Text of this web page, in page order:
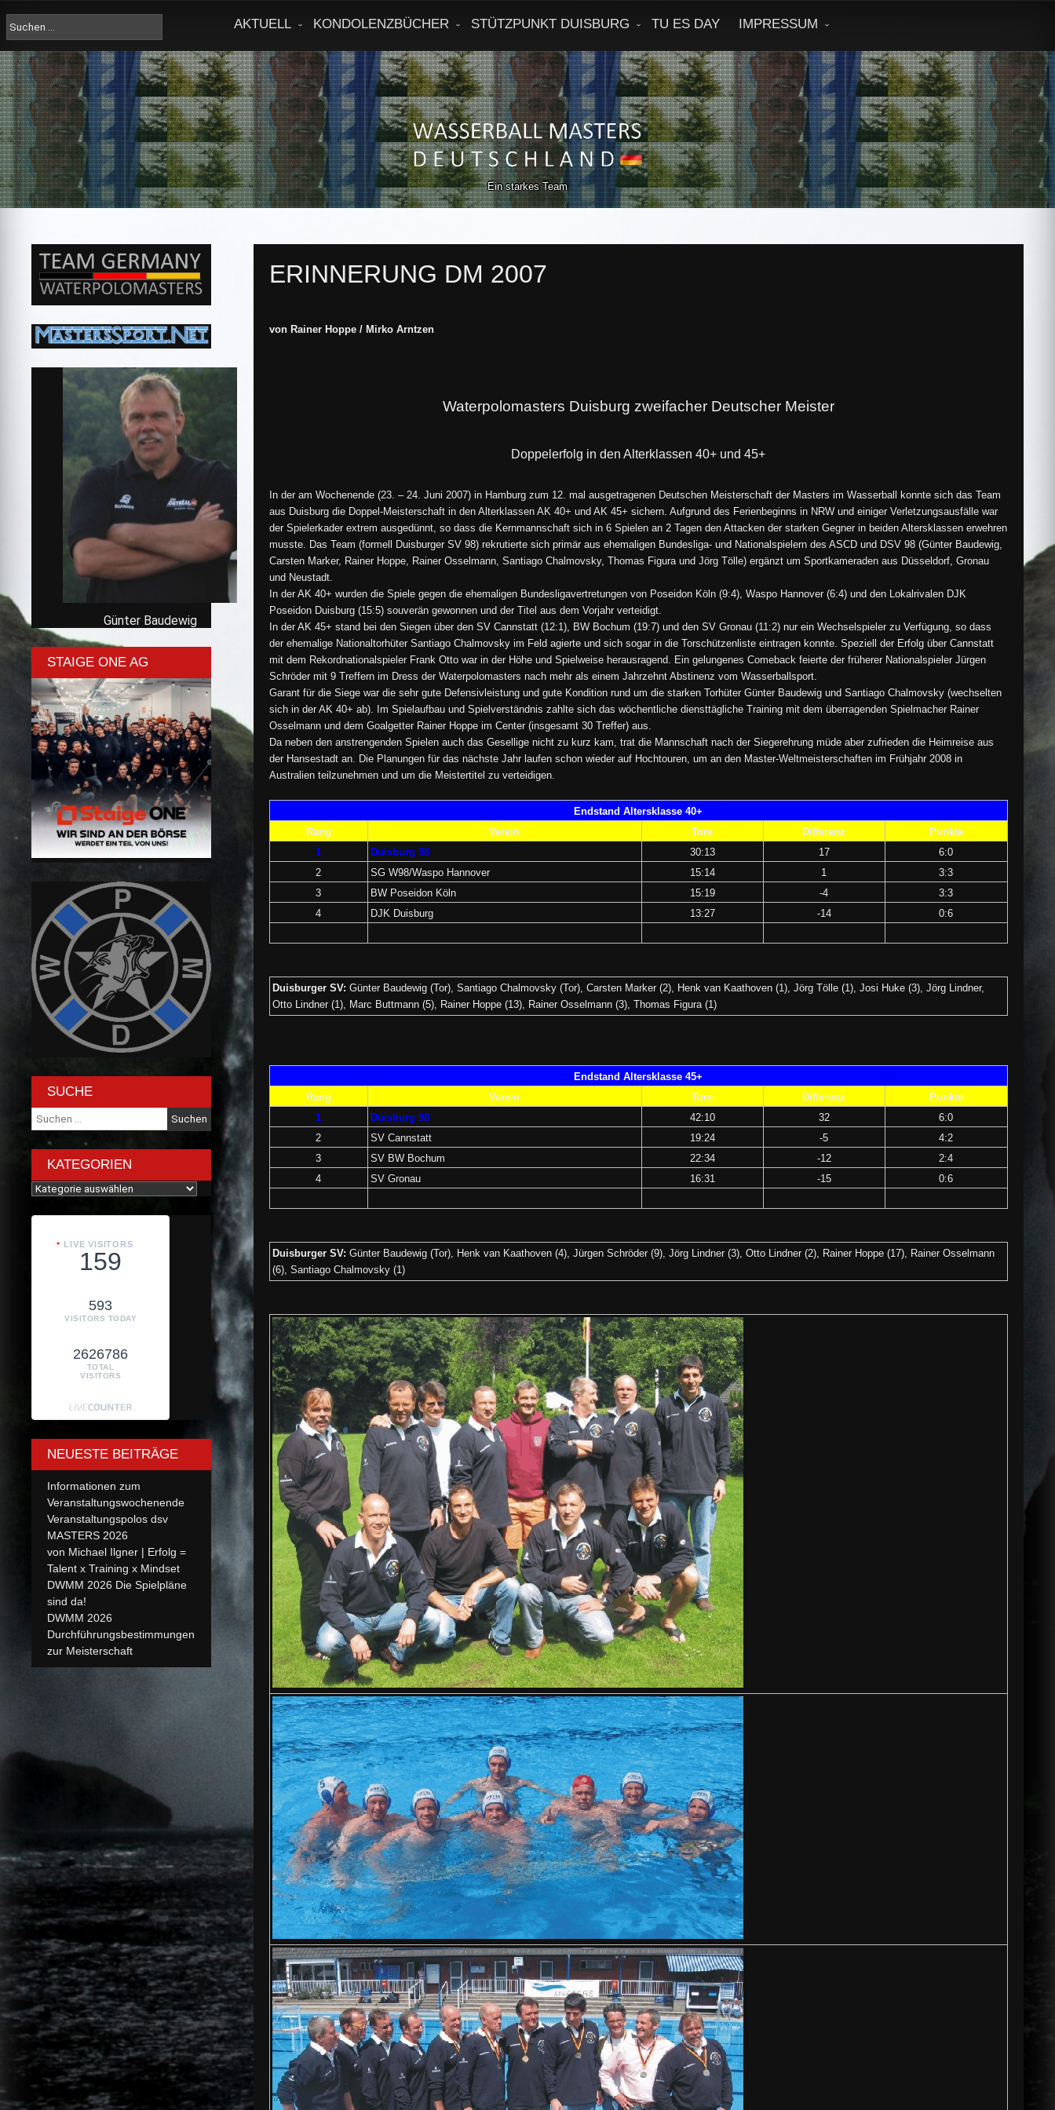
content
Suche
nach:
AKTUELL KONDOLENZBÜCHER STÜTZPUNKT DUISBURG TU ES DAY IMPRESSUM
Ein starkes Team
ERINNERUNG DM 2007
von Rainer Hoppe / Mirko Arntzen
Waterpolomasters Duisburg zweifacher Deutscher Meister
Doppelerfolg in den Alterklassen 40+ und 45+
In der am Wochenende (23. – 24. Juni 2007) in Hamburg zum 12. mal ausgetragenen Deutschen Meisterschaft der Masters im Wasserball konnte sich das Team
aus Duisburg die Doppel-Meisterschaft in den Alterklassen AK 40+ und AK 45+ sichern. Aufgrund des Ferienbeginns in NRW und einiger Verletzungsausfälle war
der Spielerkader extrem ausgedünnt, so dass die Kernmannschaft sich in 6 Spielen an 2 Tagen den Attacken der starken Gegner in beiden Altersklassen erwehren
musste. Das Team (formell Duisburger SV 98) rekrutierte sich primär aus ehemaligen Bundesliga- und Nationalspielern des ASCD und DSV 98 (Günter Baudewig,
Carsten Marker, Rainer Hoppe, Rainer Osselmann, Santiago Chalmovsky, Thomas Figura und Jörg Tölle) ergänzt um Sportkameraden aus Düsseldorf, Gronau
und Neustadt.
In der AK 40+ wurden die Spiele gegen die ehemaligen Bundesligavertretungen von Poseidon Köln (9:4), Waspo Hannover (6:4) und den Lokalrivalen DJK
Poseidon Duisburg (15:5) souverän gewonnen und der Titel aus dem Vorjahr verteidigt.
In der AK 45+ stand bei den Siegen über den SV Cannstatt (12:1), BW Bochum (19:7) und den SV Gronau (11:2) nur ein Wechselspieler zu Verfügung, so dass
der ehemalige Nationaltorhüter Santiago Chalmovsky im Feld agierte und sich sogar in die Torschützenliste eintragen konnte. Speziell der Erfolg über Cannstatt
mit dem Rekordnationalspieler Frank Otto war in der Höhe und Spielweise herausragend. Ein gelungenes Comeback feierte der früherer Nationalspieler Jürgen
Schröder mit 9 Treffern im Dress der Waterpolomasters nach mehr als einem Jahrzehnt Abstinenz vom Wasserballsport.
Garant für die Siege war die sehr gute Defensivleistung und gute Kondition rund um die starken Torhüter Günter Baudewig und Santiago Chalmovsky (wechselten
sich in der AK 40+ ab). Im Spielaufbau und Spielverständnis zahlte sich das wöchentliche diensttägliche Training mit dem überragenden Spielmacher Rainer
Osselmann und dem Goalgetter Rainer Hoppe im Center (insgesamt 30 Treffer) aus.
Da neben den anstrengenden Spielen auch das Gesellige nicht zu kurz kam, trat die Mannschaft nach der Siegerehrung müde aber zufrieden die Heimreise aus
der Hansestadt an. Die Planungen für das nächste Jahr laufen schon wieder auf Hochtouren, um an den Master-Weltmeisterschaften im Frühjahr 2008 in
Australien teilzunehmen und um die Meistertitel zu verteidigen.
Endstand Altersklasse 40+
Rang
Verein Tore Differenz
Punkte
1
Duisburg 98 30:13 17
6:0
2
SG W98/Waspo Hannover 15:14 1
3:3
3
BW Poseidon Köln 15:19 -4
3:3
4
DJK Duisburg 13:27 -14 0:6
Duisburger SV: Günter Baudewig (Tor), Santiago Chalmovsky (Tor), Carsten Marker (2), Henk van Kaathoven (1), Jörg Tölle (1), Josi Huke (3), Jörg Lindner,
Otto Lindner (1), Marc Buttmann (5), Rainer Hoppe (13), Rainer Osselmann (3), Thomas Figura (1)
Endstand Altersklasse 45+
Rang
Verein Tore Differenz
Punkte
1
Duisburg 98 42:10 32
6:0
2
SV Cannstatt 19:24 -5
4:2
3
SV BW Bochum 22:34 -12
2:4
4
SV Gronau 16:31 -15 0:6
Duisburger SV: Günter Baudewig (Tor), Henk van Kaathoven (4), Jürgen Schröder (9), Jörg Lindner (3), Otto Lindner (2), Rainer Hoppe (17), Rainer Osselmann
(6), Santiago Chalmovsky (1)
Günter Baudewig
STAIGE ONE AG
SUCHE
Suche
nach:
KATEGORIEN
Kategorien
LIVE VISITORS
159
593
VISITORS TODAY
2626786
TOTAL
VISITORS
NEUESTE BEITRÄGE
Informationen zum
Veranstaltungswochenende
Veranstaltungspolos dsv
MASTERS 2026
von Michael Ilgner | Erfolg =
Talent x Training x Mindset
DWMM 2026 Die Spielpläne
sind da!
DWMM 2026
Durchführungsbestimmungen
zur Meisterschaft